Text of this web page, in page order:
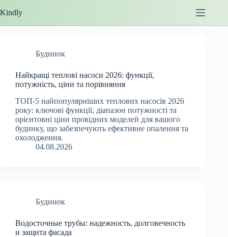
до
Kindly
Будинок
Найкращі теплові насоси 2026: функції,
потужність, ціни та порівняння
ТОП-5 найпопулярніших теплових насосів 2026
року: ключові функції, діапазон потужності та
орієнтовні ціни провідних моделей для вашого
будинку, що забезпечують ефективне опалення та
охолодження.
04.08.2026
Будинок
Водосточные трубы: надежность, долговечность
и защита фасада